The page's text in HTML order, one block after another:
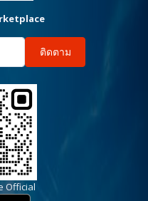
ติดตาม
Official